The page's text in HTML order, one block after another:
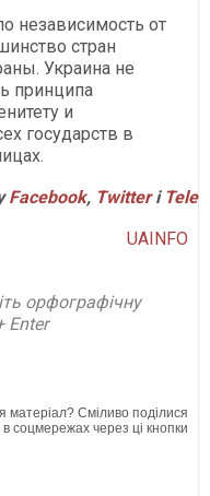
независимость от
стран
Украина не
принципа
и
государств в
Facebook, Twitter і
UAINFO
орфографічну
Enter
матеріал? Сміливо поділися
соцмережах через ці кнопки